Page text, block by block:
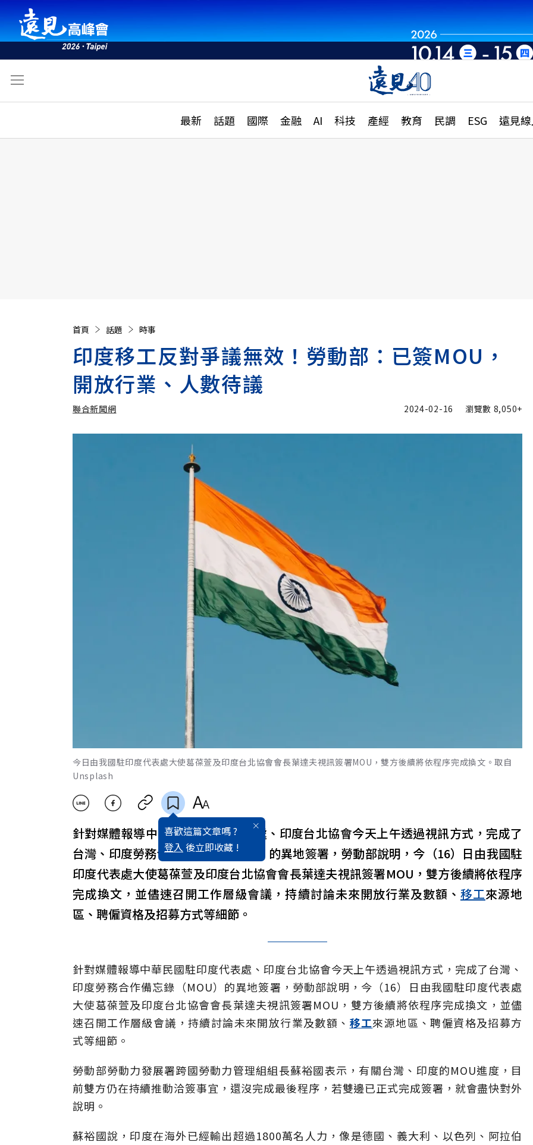
最新 話題 國際 金融 AI 科技 產經 教育 民調 ESG 遠見
活動
話題
國際
特輯
大學升學、職涯攻略
縣市施政調查全解析
首頁 話題 時事
印度移工反對爭議無效！勞動部：已簽MOU，
開放行業、人數待議
聯合新聞網 2024-02-16 瀏覽數 8,050+
今日由我國駐印度代表處大使葛葆萱及印度台北協會會長葉達夫視訊簽署MOU，雙方後續將依程序完成換文。取自
Unsplash
喜歡這篇文章嗎 ?
登入 後立即收藏 !
針對媒體報導中華民國駐印度代表處、印度台北協會今天上午透過視訊方式，完成了
台灣、印度勞務合作備忘錄（MOU）的異地簽署，勞動部說明，今（16）日由我國駐
印度代表處大使葛葆萱及印度台北協會會長葉達夫視訊簽署MOU，雙方後續將依程序
完成換文，並儘速召開工作層級會議，持續討論未來開放行業及數額、 移工來源地
區、聘僱資格及招募方式等細節。
針對媒體報導中華民國駐印度代表處、印度台北協會今天上午透過視訊方式，完成了台灣、
印度勞務合作備忘錄（MOU）的異地簽署，勞動部說明，今（16）日由我國駐印度代表處
大使葛葆萱及印度台北協會會長葉達夫視訊簽署MOU，雙方後續將依程序完成換文，並儘
速召開工作層級會議，持續討論未來開放行業及數額、 移工來源地區、聘僱資格及招募方
式等細節。
勞動部勞動力發展署跨國勞動力管理組組長蘇裕國表示，有關台灣、印度的MOU進度，目
前雙方仍在持續推動洽簽事宜，還沒完成最後程序，若雙邊已正式完成簽署，就會盡快對外
說明。
蘇裕國說，印度在海外已經輸出超過1800萬名人力，像是德國、義大利、以色列、阿拉伯